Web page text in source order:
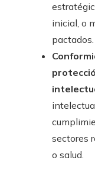
inicial, o
pactados.
sectores
o salud.